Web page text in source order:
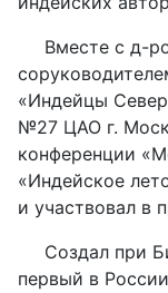
Вместе с д-
«Индейцы
№27 ЦАО г.
конференции
«Индейское
и участвовал в
Создал при
первый в